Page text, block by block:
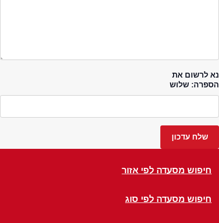
נא לרשום את
הספרה: שלוש
חיפוש מסעדה לפי אזור
חיפוש מסעדה לפי סוג